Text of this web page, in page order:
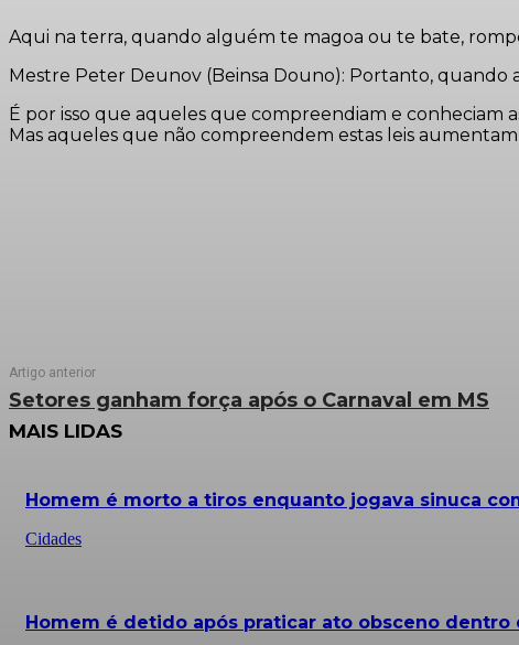
Aqui na terra, quando alguém te magoa ou te bate,
Mestre Peter Deunov (Beinsa Douno): Portanto,
É por isso que aqueles que compreendiam e conheciam
Mas aqueles que não compreendem estas leis
Artigo anterior
Setores ganham força após o Carnaval em MS
MAIS LIDAS
Homem é morto a tiros enquanto jogava sinuca
Cidades
Homem é detido após praticar ato obsceno dentro